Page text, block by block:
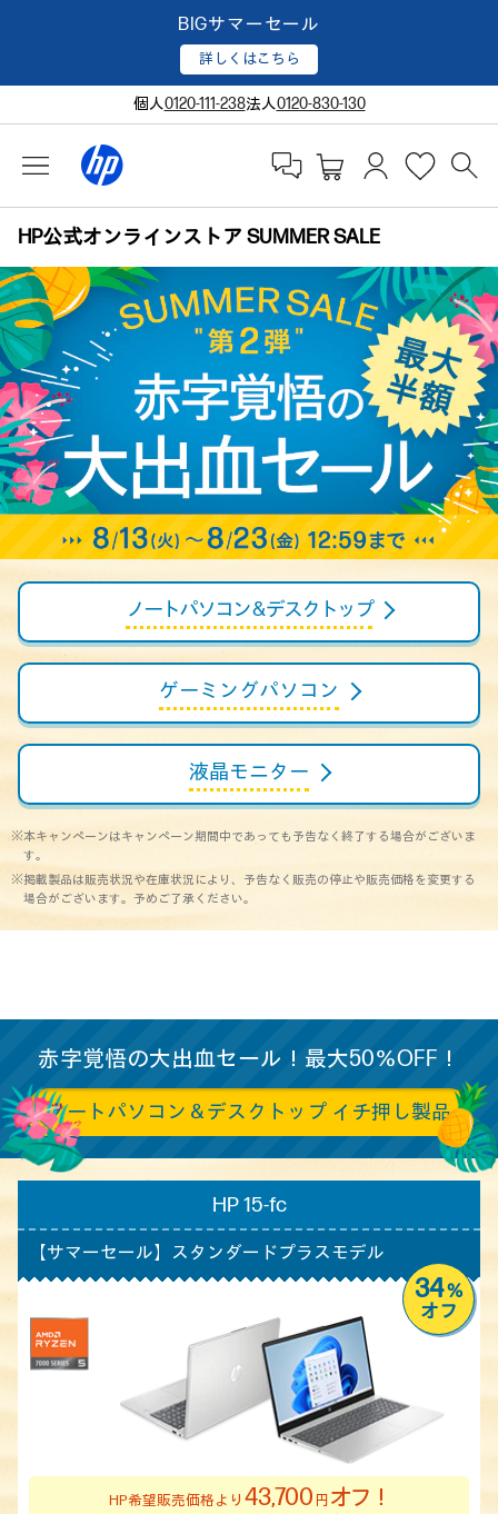
BIGサマーセール
詳しくはこちら
個人0120-111-238法人0120-830-130
HP公式オンラインストア SUMMER SALE
ノートパソコン& デスクトップ
ゲーミングパソコン
液晶モニター
※本キャンペーンはキャンペーン期間中であっても予告なく終了する場合がございま
す。
※掲載製品は販売状況や在庫状況により、予告なく販売の停止や販売価格を変更する
場合がございます。予めご了承ください。
赤字覚悟の大出血セール！最大50％OFF！
ノートパソコン＆デスクトップ イチ押し製品
HP 15-fc
【サマーセール】 スタンダードプラスモデル
34%
オフ
HP希望販売価格より 43,700円オフ！